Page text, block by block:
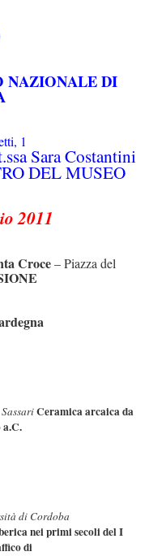
NAZIONALE DI
1
Sara Costantini
DEL MUSEO
2011
Croce– Piazza del
Ceramica arcaica da
di Cordoba
nei primi secoli del I
di